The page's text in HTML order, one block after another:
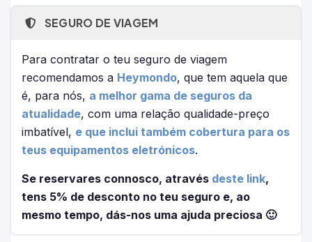
SEGURO DE VIAGEM
Para contratar o teu seguro de viagem
recomendamos a Heymondo, que tem aquela que
é, para nós, a melhor gama de seguros da
atualidade, com uma relação qualidade-preço
imbatível, e que inclui também cobertura para os
teus equipamentos eletrónicos.
Se reservares connosco, através deste link,
tens 5% de desconto no teu seguro e, ao
mesmo tempo, dás-nos uma ajuda preciosa 🙂